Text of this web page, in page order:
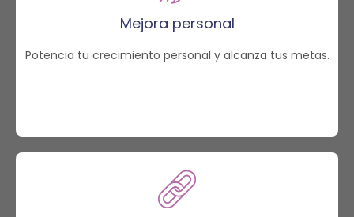
Mejora personal
Potencia tu crecimiento personal y alcanza tus metas.